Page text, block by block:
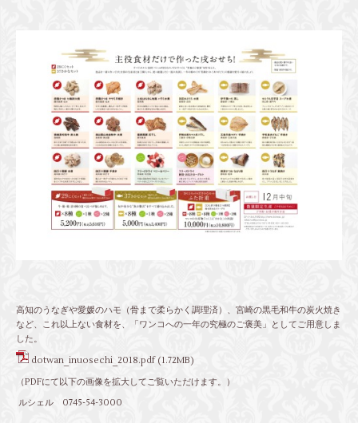
高知のうなぎや愛媛のハモ（骨まで柔らかく調理済）、宮崎の黒毛和牛の炭火焼き
など、これ以上ない食材を、「ワンコへの一年の究極のご褒美」としてご用意しま
した。
dotwan_inuosechi_2018.pdf (1.72MB)
（PDFにて以下の画像を拡大してご覧いただけます。）
ルシェル 0745-54-3000